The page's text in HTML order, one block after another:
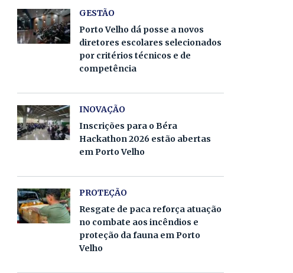
GESTÃO
Porto Velho dá posse a novos
diretores escolares selecionados
por critérios técnicos e de
competência
INOVAÇÃO
Inscrições para o Béra
Hackathon 2026 estão abertas
em Porto Velho
PROTEÇÃO
Resgate de paca reforça atuação
no combate aos incêndios e
proteção da fauna em Porto
Velho